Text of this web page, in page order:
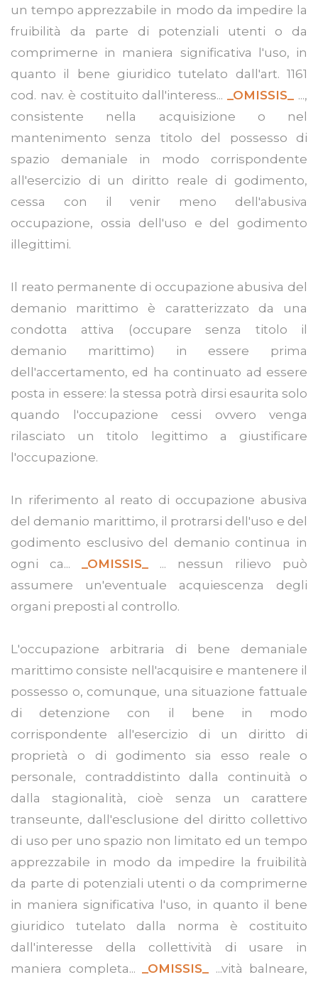
un tempo apprezzabile in modo da impedire la
fruibilità da parte di potenziali utenti o da
comprimerne in maniera significativa l'uso, in
quanto il bene giuridico tutelato dall'art. 1161
cod. nav. è costituito dall'interess...
_OMISSIS_
...,
consistente nella acquisizione o nel
mantenimento senza titolo del possesso di
spazio demaniale in modo corrispondente
all'esercizio di un diritto reale di godimento,
cessa con il venir meno dell'abusiva
occupazione, ossia dell'uso e del godimento
illegittimi.
Il reato permanente di occupazione abusiva del
demanio marittimo è caratterizzato da una
condotta attiva (occupare senza titolo il
demanio marittimo) in essere prima
dell'accertamento, ed ha continuato ad essere
posta in essere: la stessa potrà dirsi esaurita solo
quando l'occupazione cessi ovvero venga
rilasciato un titolo legittimo a giustificare
l'occupazione.
In riferimento al reato di occupazione abusiva
del demanio marittimo, il protrarsi dell'uso e del
godimento esclusivo del demanio continua in
ogni ca...
_OMISSIS_
... nessun rilievo può
assumere un'eventuale acquiescenza degli
organi preposti al controllo.
L'occupazione arbitraria di bene demaniale
marittimo consiste nell'acquisire e mantenere il
possesso o, comunque, una situazione fattuale
di detenzione con il bene in modo
corrispondente all'esercizio di un diritto di
proprietà o di godimento sia esso reale o
personale, contraddistinto dalla continuità o
dalla stagionalità, cioè senza un carattere
transeunte, dall'esclusione del diritto collettivo
di uso per uno spazio non limitato ed un tempo
apprezzabile in modo da impedire la fruibilità
da parte di potenziali utenti o da comprimerne
in maniera significativa l'uso, in quanto il bene
giuridico tutelato dalla norma è costituito
dall'interesse della collettività di usare in
maniera completa...
_OMISSIS_ ...vità balneare,